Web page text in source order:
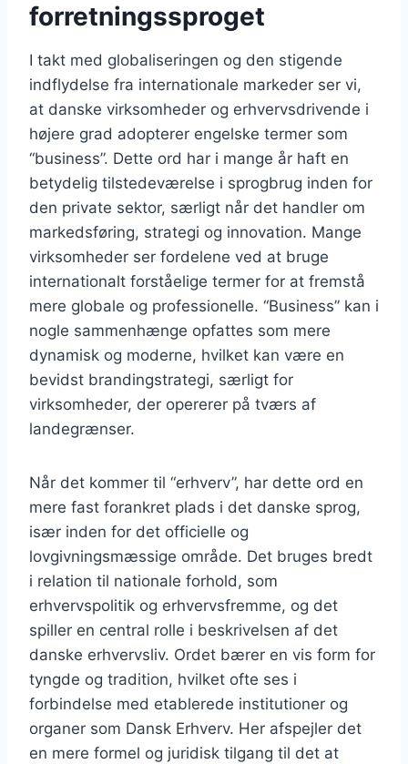
forretningssproget
I takt med globaliseringen og den stigende
indflydelse fra internationale markeder ser vi,
at danske virksomheder og erhvervsdrivende i
højere grad adopterer engelske termer som
“business”. Dette ord har i mange år haft en
betydelig tilstedeværelse i sprogbrug inden for
den private sektor, særligt når det handler om
markedsføring, strategi og innovation. Mange
virksomheder ser fordelene ved at bruge
internationalt forståelige termer for at fremstå
mere globale og professionelle. “Business” kan i
nogle sammenhænge opfattes som mere
dynamisk og moderne, hvilket kan være en
bevidst brandingstrategi, særligt for
virksomheder, der opererer på tværs af
landegrænser.
Når det kommer til “erhverv”, har dette ord en
mere fast forankret plads i det danske sprog,
især inden for det officielle og
lovgivningsmæssige område. Det bruges bredt
i relation til nationale forhold, som
erhvervspolitik og erhvervsfremme, og det
spiller en central rolle i beskrivelsen af det
danske erhvervsliv. Ordet bærer en vis form for
tyngde og tradition, hvilket ofte ses i
forbindelse med etablerede institutioner og
organer som Dansk Erhverv. Her afspejler det
en mere formel og juridisk tilgang til det at